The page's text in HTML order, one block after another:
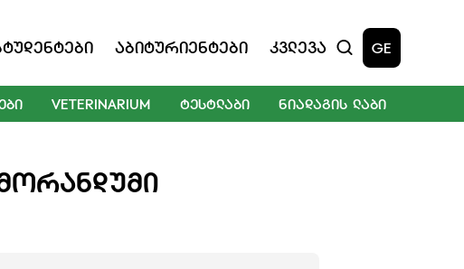
Აბიტურიენტები Კვლევა GE
VETERINARIUM ᲢᲔᲡᲢᲚᲐᲑᲘ ᲜᲘᲐᲓᲐᲒᲘᲡ ᲚᲐᲑᲘ